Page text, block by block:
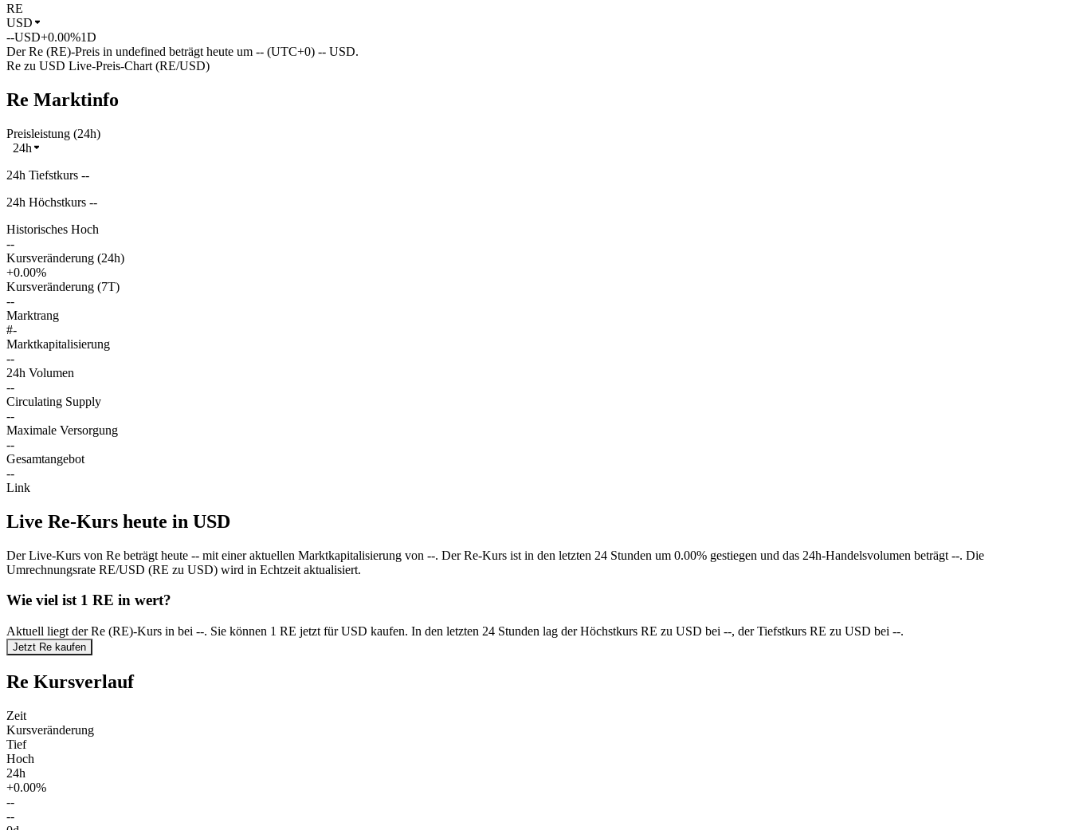
RE
USD
--USD+0.00%1D
Der Re (RE)-Preis in undefined beträgt heute um -- (UTC+0) -- USD.
Re zu USD Live-Preis-Chart (RE/USD)
Re Marktinfo
Preisleistung (24h)
24h
24h Tiefstkurs --
24h Höchstkurs --
Historisches Hoch
--
Kursveränderung (24h)
+0.00%
Kursveränderung (7T)
--
Marktrang
#-
Marktkapitalisierung
--
24h Volumen
--
Circulating Supply
--
Maximale Versorgung
--
Gesamtangebot
--
Link
Live Re-Kurs heute in USD
Der Live-Kurs von Re beträgt heute -- mit einer aktuellen Marktkapitalisierung von --. Der Re-Kurs ist in den letzten 24 Stunden um 0.00% gestiegen und das 24h-Handelsvolumen beträgt --. Die
Umrechnungsrate RE/USD (RE zu USD) wird in Echtzeit aktualisiert.
Wie viel ist 1 RE in wert?
Aktuell liegt der Re (RE)-Kurs in bei --. Sie können 1 RE jetzt für USD kaufen. In den letzten 24 Stunden lag der Höchstkurs RE zu USD bei --, der Tiefstkurs RE zu USD bei --.
Jetzt Re kaufen
Re Kursverlauf
Zeit
Kursveränderung
Tief
Hoch
24h
+0.00%
--
--